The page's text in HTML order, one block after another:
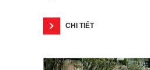
CHI TIẾT